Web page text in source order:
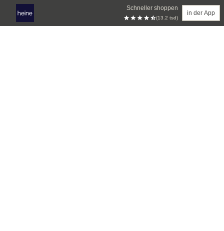
Schneller shoppen
(13.2 tsd)
in der App